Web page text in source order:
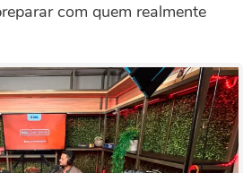
com quem realmente